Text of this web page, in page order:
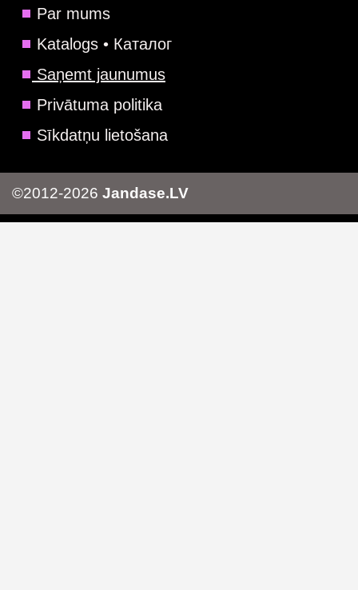
Par mums
Katalogs • Каталог
Saņemt jaunumus
Privātuma politika
Sīkdatņu lietošana
©2012-2026 Jandase.LV